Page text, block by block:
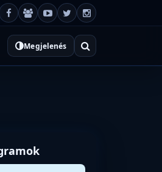
Megjelenés